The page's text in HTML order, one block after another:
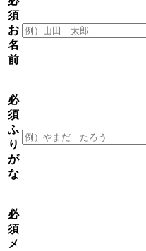
須
お
名
前
必
須
ふ
り
が
な
必
須
メ